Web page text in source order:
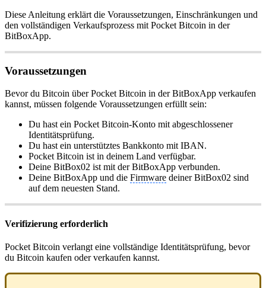
Diese Anleitung erklärt die Voraussetzungen, Einschränkungen und
den vollständigen Verkaufsprozess mit Pocket Bitcoin in der
BitBoxApp.
Voraussetzungen
Bevor du Bitcoin über Pocket Bitcoin in der BitBoxApp verkaufen
kannst, müssen folgende Voraussetzungen erfüllt sein:
Du hast ein Pocket Bitcoin-Konto mit abgeschlossener
Identitätsprüfung.
Du hast ein unterstütztes Bankkonto mit IBAN.
Pocket Bitcoin ist in deinem Land verfügbar.
Deine BitBox02 ist mit der BitBoxApp verbunden.
Deine BitBoxApp und die Firmware deiner BitBox02 sind
auf dem neuesten Stand.
Verifizierung erforderlich
Pocket Bitcoin verlangt eine vollständige Identitätsprüfung, bevor
du Bitcoin kaufen oder verkaufen kannst.